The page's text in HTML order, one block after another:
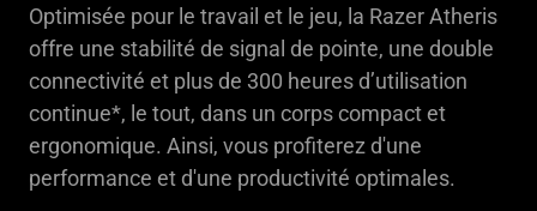
Optimisée pour le travail et le jeu, la Razer Atheris
offre une stabilité de signal de pointe, une double
connectivité et plus de 300 heures d’utilisation
continue*, le tout, dans un corps compact et
ergonomique. Ainsi, vous profiterez d'une
performance et d'une productivité optimales.